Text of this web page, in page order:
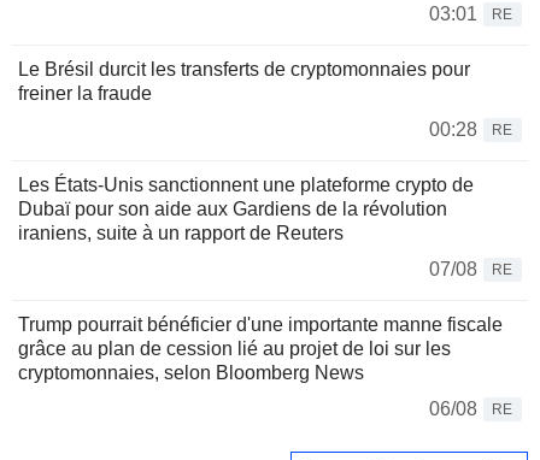
03:01
RE
Le Brésil durcit les transferts de cryptomonnaies pour
freiner la fraude
00:28
RE
Les États-Unis sanctionnent une plateforme crypto de
Dubaï pour son aide aux Gardiens de la révolution
iraniens, suite à un rapport de Reuters
07/08
RE
Trump pourrait bénéficier d'une importante manne fiscale
grâce au plan de cession lié au projet de loi sur les
cryptomonnaies, selon Bloomberg News
06/08
RE